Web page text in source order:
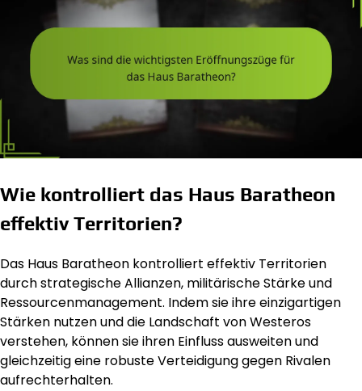
Wie kontrolliert das Haus Baratheon
effektiv Territorien?
Das Haus Baratheon kontrolliert effektiv Territorien
durch strategische Allianzen, militärische Stärke und
Ressourcenmanagement. Indem sie ihre einzigartigen
Stärken nutzen und die Landschaft von Westeros
verstehen, können sie ihren Einfluss ausweiten und
gleichzeitig eine robuste Verteidigung gegen Rivalen
aufrechterhalten.